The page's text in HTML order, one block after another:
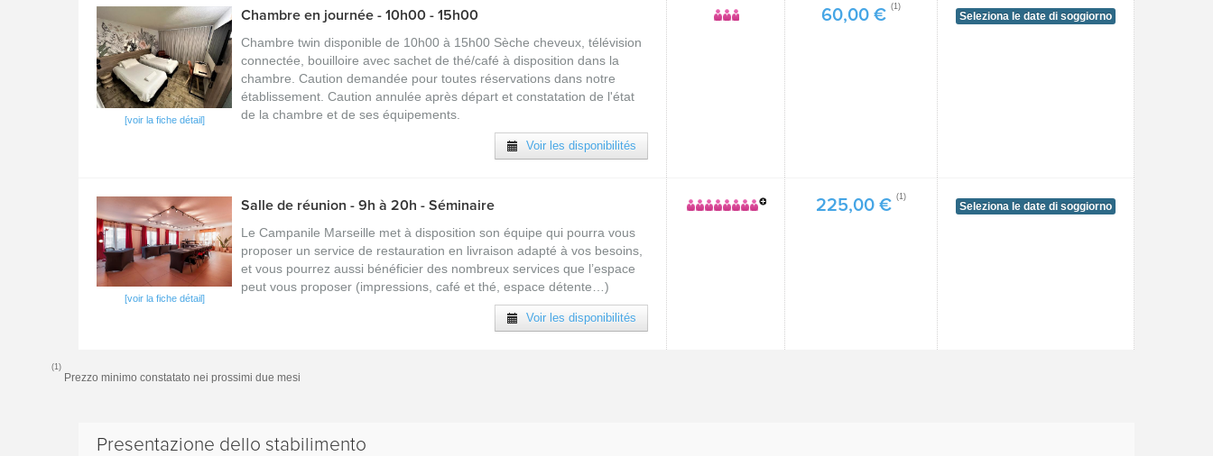
[voir la fiche détail]
Chambre en journée - 10h00 - 15h00
Chambre twin disponible de 10h00 à 15h00 Sèche cheveux, télévision
connectée, bouilloire avec sachet de thé/café à disposition dans la
chambre. Caution demandée pour toutes réservations dans notre
établissement. Caution annulée après départ et constatation de l'état
de la chambre et de ses équipements.
Voir les disponibilités
60,00 €
(1)
Seleziona le date di soggiorno
[voir la fiche détail]
Salle de réunion - 9h à 20h - Séminaire
Le Campanile Marseille met à disposition son équipe qui pourra vous
proposer un service de restauration en livraison adapté à vos besoins,
et vous pourrez aussi bénéficier des nombreux services que l’espace
peut vous proposer (impressions, café et thé, espace détente…)
Voir les disponibilités
225,00 €
(1)
Seleziona le date di soggiorno
(1)
Prezzo minimo constatato nei prossimi due mesi
Presentazione dello stabilimento